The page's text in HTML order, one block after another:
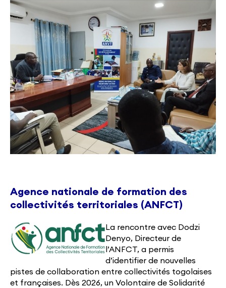
Agence nationale de formation des
collectivités territoriales (ANFCT)
La rencontre avec Dodzi
Denyo, Directeur de
l’ANFCT, a permis
d’identifier de nouvelles
pistes de collaboration entre collectivités togolaises
et françaises. Dès 2026, un Volontaire de Solidarité